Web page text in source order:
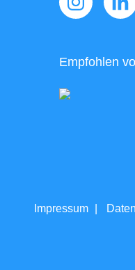
Empfohlen
RechtlichesImpressum